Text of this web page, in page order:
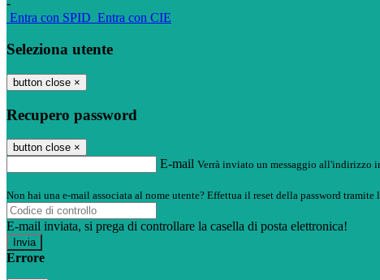
-
Entra con SPID Entra con CIE
Seleziona utente
button close ×
Recupero password
button close ×
E-mail Verrà inviato un messaggio all'indirizzo
Non hai una e-mail associata al nome utente? Effettua il reset della password tramite
E-mail inviata, si prega di controllare la casella di posta elettronica!
Errore